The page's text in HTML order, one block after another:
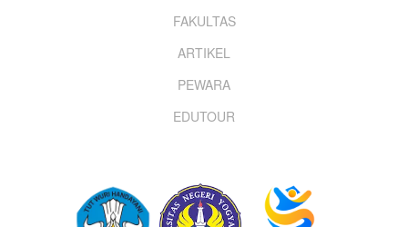
FAKULTAS
ARTIKEL
PEWARA
EDUTOUR